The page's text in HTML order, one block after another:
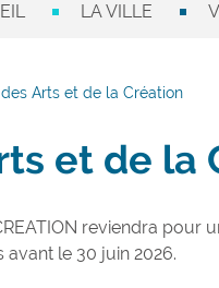
LA VILLE
Arts et de la Création
et de la
reviendra
le 30 juin 2026.